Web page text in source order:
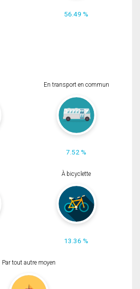
56.49 %
En transport en commun
7.52 %
À bicyclette
13.36 %
Par tout autre moyen